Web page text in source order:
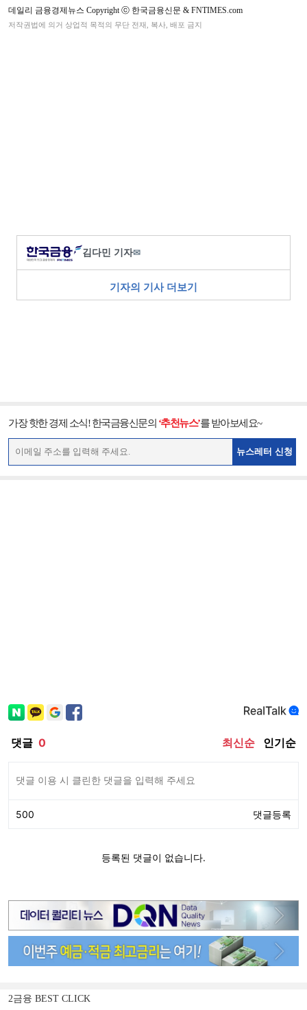
데일리 금융경제뉴스 Copyright ⓒ 한국금융신문 & FNTIMES.com
저작권법에 의거 상업적 목적의 무단 전재, 복사, 배포 금지
김다민 기자✉
기자의 기사 더보기
가장 핫한 경제 소식! 한국금융신문의 ‘추천뉴스’를 받아보세요~
뉴스레터 신청
2금융 BEST CLICK